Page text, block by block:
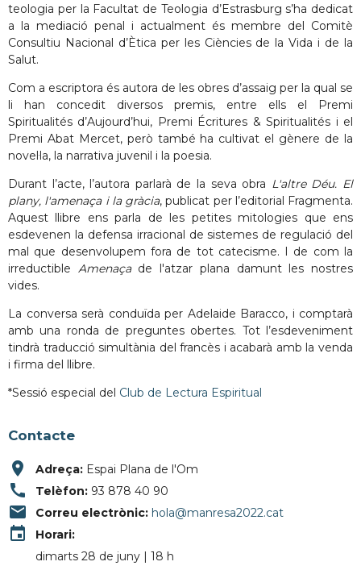
teologia per la Facultat de Teologia d’Estrasburg s’ha dedicat
a la mediació penal i actualment és membre del Comitè
Consultiu Nacional d’Ètica per les Ciències de la Vida i de la
Salut.
Com a escriptora és autora de les obres d’assaig per la qual se
li han concedit diversos premis, entre ells el Premi
Spiritualités d’Aujourd’hui, Premi Écritures & Spiritualités i el
Premi Abat Mercet, però també ha cultivat el gènere de la
novel·la, la narrativa juvenil i la poesia.
Durant l’acte, l’autora parlarà de la seva obra L'altre Déu. El
plany, l'amenaça i la gràcia, publicat per l’editorial Fragmenta.
Aquest llibre ens parla de les petites mitologies que ens
esdevenen la defensa irracional de sistemes de regulació del
mal que desenvolupem fora de tot catecisme. I de com la
irreductible Amenaçade l'atzar plana damunt les nostres
vides.
La conversa serà conduïda per Adelaide Baracco, i comptarà
amb una ronda de preguntes obertes. Tot l’esdeveniment
tindrà traducció simultània del francès i acabarà amb la venda
i firma del llibre.
*Sessió especial del Club de Lectura Espiritual
Contacte
place Adreça: Espai Plana de l'Om
call Telèfon: 93 878 40 90
email Correu electrònic: hola@manresa2022.cat
event
Horari:
dimarts 28 de juny | 18 h